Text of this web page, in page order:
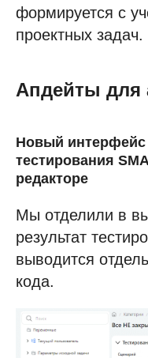
формируется с
проектных задач.
Апдейты для
Новый интерфейс
тестирования
редакторе
Мы отделили в
результат
выводится
кода.